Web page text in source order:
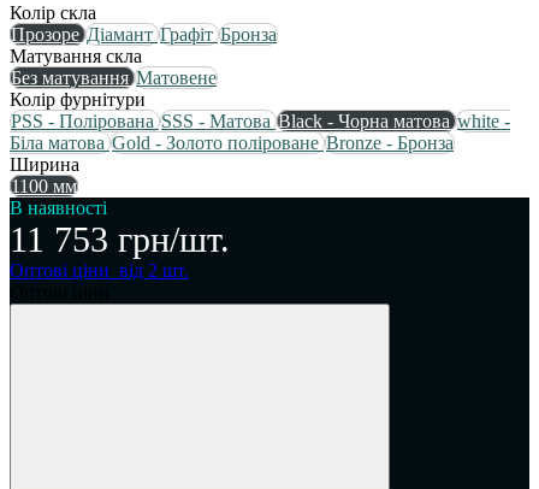
Колір скла
ПрозореДіамантГрафітБронза
Матування скла
Без матуванняМатовене
Колір фурнітури
PSS - ПолірованаSSS - МатоваBlack - Чорна матоваwhite -
Біла матоваGold - Золото полірованеBronze - Бронза
Ширина
1100 мм
В наявності
11 753 грн/шт.
Оптові ціни від 2 шт.